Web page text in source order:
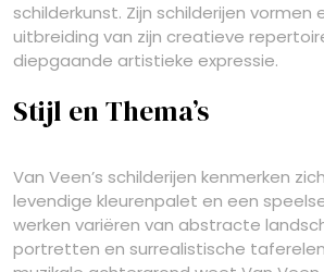
schilderkunst. Zijn schilderijen vormen
uitbreiding van zijn creatieve
diepgaande artistieke expressie.
Stijl en Thema’s
Van Veen’s schilderijen kenmerken
levendige kleurenpalet en een
werken variëren van abstracte
portretten en surrealistische